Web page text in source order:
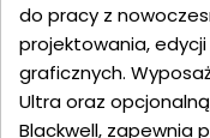
do pracy z
projektowania,
graficznych.
Ultra oraz opcjonalną
Blackwell, zapewnia